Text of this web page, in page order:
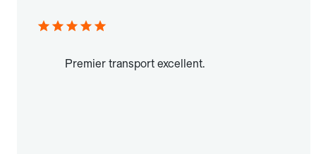
Premier transport excellent.